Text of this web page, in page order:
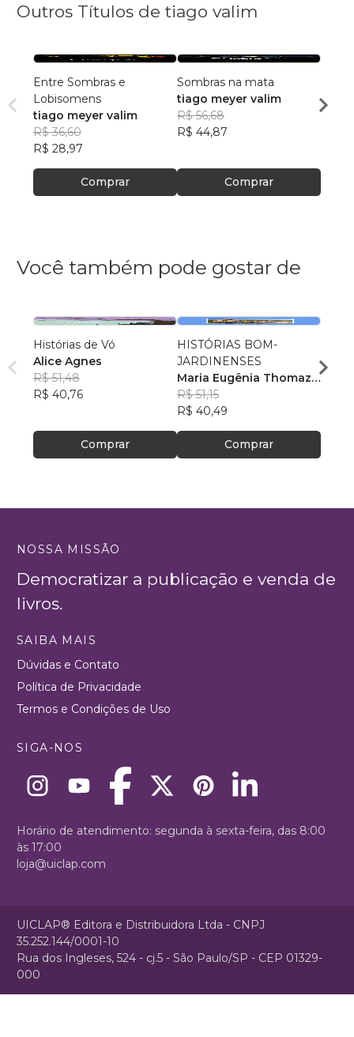
Outros Títulos de tiago valim
Entre Sombras e
Lobisomens
tiago meyer valim
R$ 36,60
R$ 28,97
Comprar
Sombras na mata
tiago meyer valim
R$ 56,68
R$ 44,87
Comprar
tiago
R$
Você também pode gostar de
Histórias de Vó
Alice Agnes
R$ 51,48
R$ 40,76
Comprar
HISTÓRIAS BOM-
JARDINENSES
Maria Eugênia Thomaz
Figueira
R$ 51,15
R$ 40,49
Comprar
Vitor
NOSSA MISSÃO
Democratizar a publicação e venda de
livros.
SAIBA MAIS
Dúvidas e Contato
Política de Privacidade
Termos e Condições de Uso
SIGA-NOS
Horário de atendimento: segunda à sexta-feira, das 8:00
às 17:00
loja@uiclap.com
UICLAP® Editora e Distribuidora Ltda - CNPJ
35.252.144/0001-10
Rua dos Ingleses, 524 - cj.5 - São Paulo/SP - CEP 01329-
000